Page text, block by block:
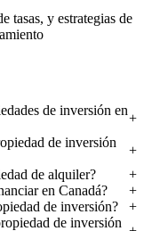
tasas, y estrategias de
de inversión en
de inversión
de alquiler?
en Canadá?
de inversión?
de inversión